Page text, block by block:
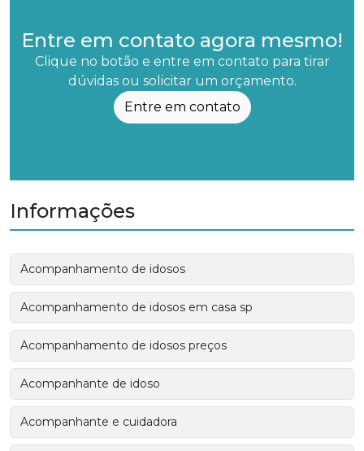
Entre em contato agora mesmo!
Clique no botão e entre em contato para tirar
dúvidas ou solicitar um orçamento.
Entre em contato
Informações
Acompanhamento de idosos
Acompanhamento de idosos em casa sp
Acompanhamento de idosos preços
Acompanhante de idoso
Acompanhante e cuidadora